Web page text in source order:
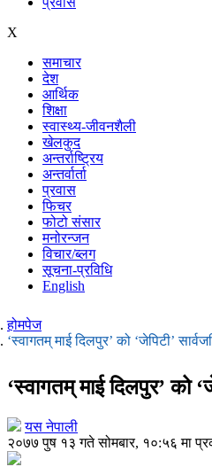
X
समाचार
देश
आर्थिक
शिक्षा
स्वास्थ्य-जीवनशैली
खेलकुद
अन्तर्राष्ट्रिय
अन्तर्वार्ता
प्रवास
फिचर
फोटो संसार
मनोरन्जन
विचार/ब्लग
सूचना-प्रविधि
English
होमपेज
‘स्वागतम् माई दिलपुर’ को ‘जेपिटी’
‘स्वागतम् माई दिलपुर’ को
यस नेपाली
२०७७ पुष १३ गते सोमबार, १०:५६ मा